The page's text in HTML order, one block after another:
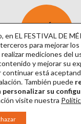
SUSCRÍBETE
AL BOLETÍN
|Webmaster: Axel Kacelnik
EL FESTIVAL DE
para mejorar
mediciones del
y mejorar su
continuarestá
También puede
personalizar su
visite nuestra